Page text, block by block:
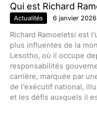
Qui est Richard
Actualités 6 janvier 2026
Richard Ramoeletsi est
plus influentes de la
Lesotho, où il occupe
responsabilités
carrière, marquée par
de l’exécutif national,
et les défis auxquels il